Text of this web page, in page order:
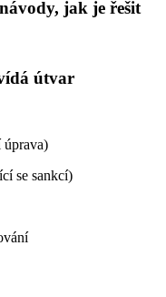
jak je řešit
útvar
úprava)
se sankcí)